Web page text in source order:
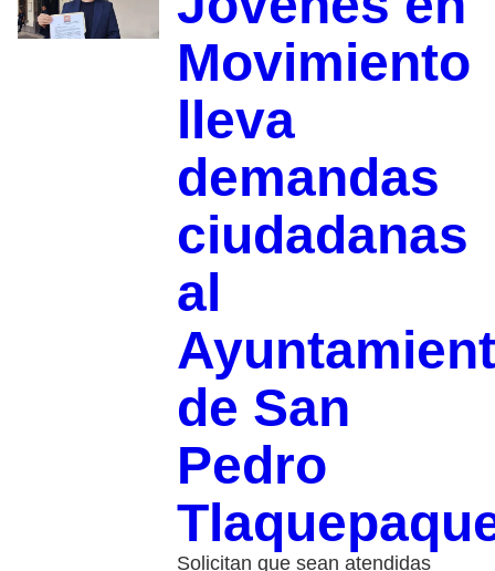
Movimiento
lleva
demandas
ciudadanas
al
de San
Pedro
Solicitan que sean atendidas